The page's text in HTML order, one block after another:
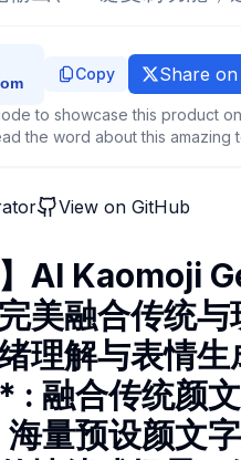
Copy Share
to showcase this product
the word about this amazing
View on GitHub
】AI Kaomoji
美融合传统
理解与表情
: 融合传统颜
量预设颜文